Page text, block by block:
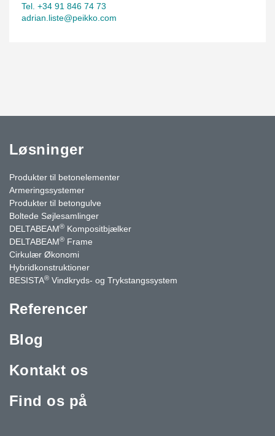
Tel. +34 91 846 74 73
adrian.liste@peikko.com
Løsninger
Produkter til betonelementer
Armeringssystemer
Produkter til betongulve
Boltede Søjlesamlinger
DELTABEAM® Kompositbjælker
DELTABEAM® Frame
Cirkulær Økonomi
Hybridkonstruktioner
BESISTA® Vindkryds- og Trykstangssystem
Referencer
Blog
Kontakt os
Find os på